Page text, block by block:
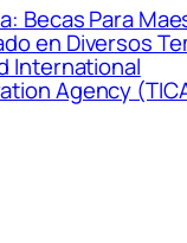
Becas Para
en Diversos
International
Agency